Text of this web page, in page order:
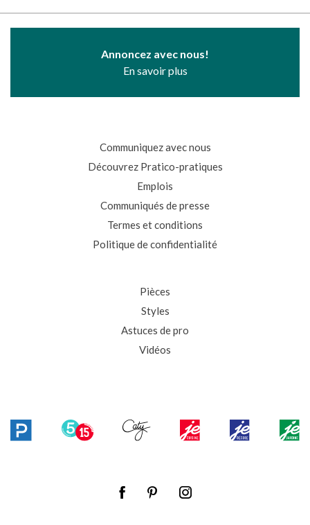
Annoncez avec nous!
En savoir plus
Communiquez avec nous
Découvrez Pratico-pratiques
Emplois
Communiqués de presse
Termes et conditions
Politique de confidentialité
Pièces
Styles
Astuces de pro
Vidéos